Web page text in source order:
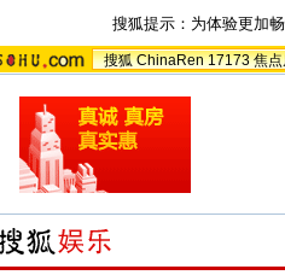
搜狐提示：为体验更加
搜狐 ChinaRen 17173 焦点